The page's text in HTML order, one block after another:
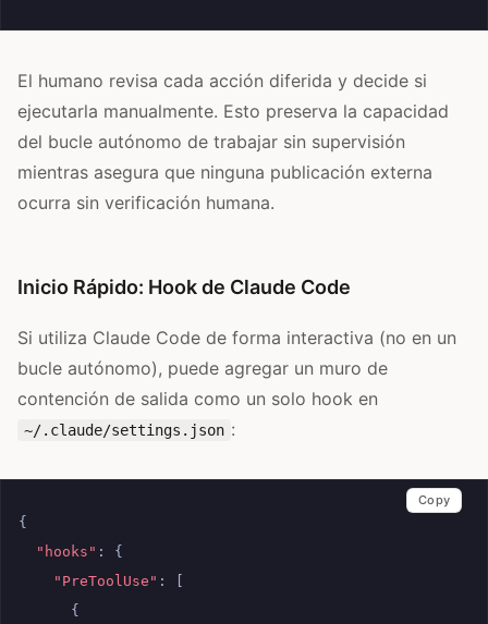
El humano revisa cada acción diferida y decide si
ejecutarla manualmente. Esto preserva la capacidad
del bucle autónomo de trabajar sin supervisión
mientras asegura que ninguna publicación externa
ocurra sin verificación humana.
Inicio Rápido: Hook de Claude Code
Si utiliza Claude Code de forma interactiva (no en un
bucle autónomo), puede agregar un muro de
contención de salida como un solo hook en
~/.claude/settings.json :
{
"hooks" :
{
"PreToolUse" :
{
Copy